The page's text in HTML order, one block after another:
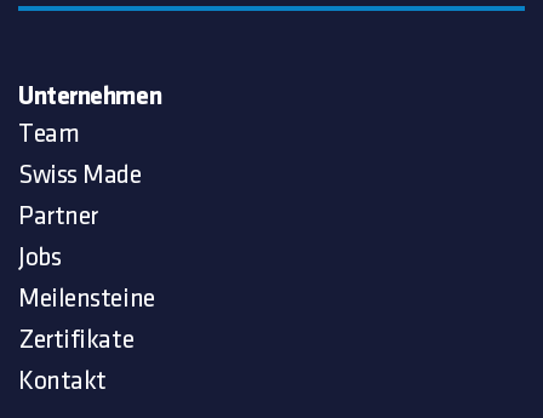
Unternehmen
Team
Swiss Made
Partner
Jobs
Meilensteine
Zertifikate
Kontakt